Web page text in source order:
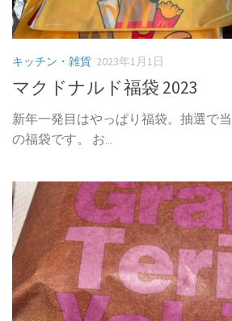
キッチン・雑貨 2023年1月1日
マクドナルド福袋 2023
新年一発目はやっぱり福袋。抽選で
の福袋です。 お...